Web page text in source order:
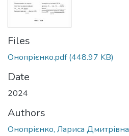
Files
Онопрієнко.pdf(448.97 KB)
Date
2024
Authors
Онопрієнко, Лариса Дмитрівна